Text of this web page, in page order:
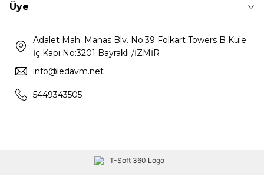
Üye
Adalet Mah. Manas Blv. No:39 Folkart Towers B Kule
İç Kapı No:3201 Bayraklı /İZMİR
info@ledavm.net
5449343505